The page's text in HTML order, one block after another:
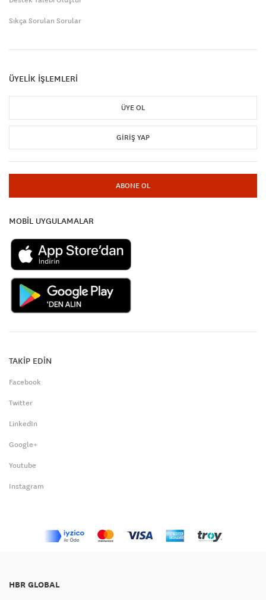
Sıkça Sorulan Sorular
ÜYELİK İŞLEMLERİ
ÜYE OL
GIRIŞ YAP
ABONE OL
MOBİL UYGULAMALAR
TAKİP EDİN
Facebook
Twitter
LinkedIn
Google+
Youtube
Instagram
HBR GLOBAL